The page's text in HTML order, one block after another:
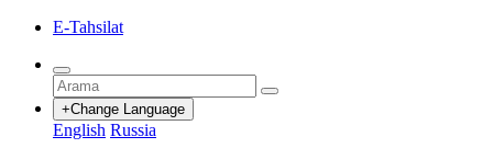
E-Tahsilat
+Change Language
English Russia